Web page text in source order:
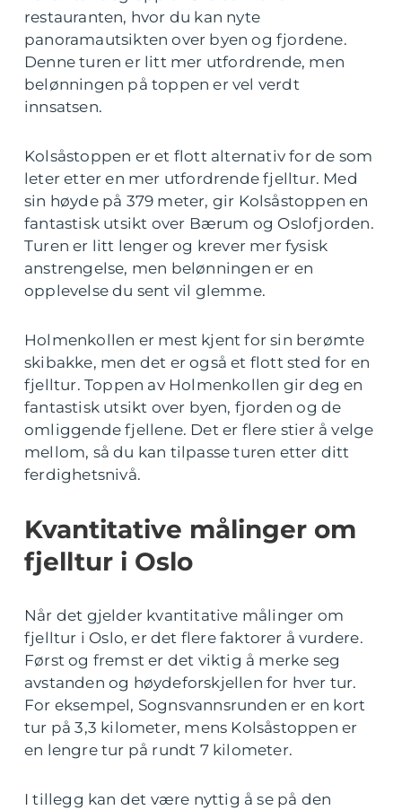
restauranten, hvor du kan nyte
panoramautsikten over byen og fjordene.
Denne turen er litt mer utfordrende, men
belønningen på toppen er vel verdt
innsatsen.
Kolsåstoppen er et flott alternativ for de som
leter etter en mer utfordrende fjelltur. Med
sin høyde på 379 meter, gir Kolsåstoppen en
fantastisk utsikt over Bærum og Oslofjorden.
Turen er litt lenger og krever mer fysisk
anstrengelse, men belønningen er en
opplevelse du sent vil glemme.
Holmenkollen er mest kjent for sin berømte
skibakke, men det er også et flott sted for en
fjelltur. Toppen av Holmenkollen gir deg en
fantastisk utsikt over byen, fjorden og de
omliggende fjellene. Det er flere stier å velge
mellom, så du kan tilpasse turen etter ditt
ferdighetsnivå.
Kvantitative målinger om
fjelltur i Oslo
Når det gjelder kvantitative målinger om
fjelltur i Oslo, er det flere faktorer å vurdere.
Først og fremst er det viktig å merke seg
avstanden og høydeforskjellen for hver tur.
For eksempel, Sognsvannsrunden er en kort
tur på 3,3 kilometer, mens Kolsåstoppen er
en lengre tur på rundt 7 kilometer.
I tillegg kan det være nyttig å se på den